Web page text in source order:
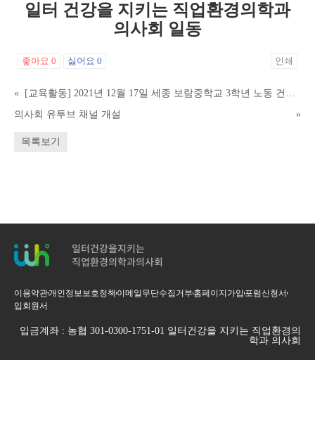
일터 건강을 지키는 직업환경의학과
의사회 일동
좋아요 0 싫어요 0 인쇄
«
[교육활동] 2021년 12월 17일 세종 보람중학교 3학년 노동 건강권 교육_공유정옥 회원
의사회 유투브 채널 개설
»
목록보기
일터건강을지키는
직업환경의학과의사회
이용약관개인정보보호정책 이메일무단수집거부 홈페이지가입 포럼신청서
입회원서
입금계좌 : 농협 301-0300-1751-01 일터건강을 지키는 직업환경의
학과 의사회